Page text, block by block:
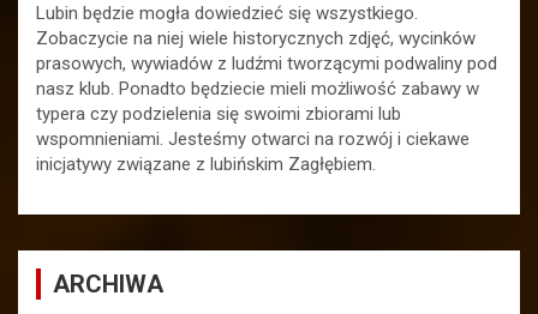
Lubin będzie mogła dowiedzieć się wszystkiego.
Zobaczycie na niej wiele historycznych zdjęć, wycinków
prasowych, wywiadów z ludźmi tworzącymi podwaliny pod
nasz klub. Ponadto będziecie mieli możliwość zabawy w
typera czy podzielenia się swoimi zbiorami lub
wspomnieniami. Jesteśmy otwarci na rozwój i ciekawe
inicjatywy związane z lubińskim Zagłębiem.
ARCHIWA